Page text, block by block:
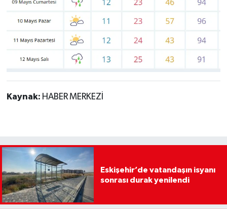
Kaynak: HABER MERKEZİ
Eskişehir’de vatandaşın isyanı
sonrası durak yenilendi